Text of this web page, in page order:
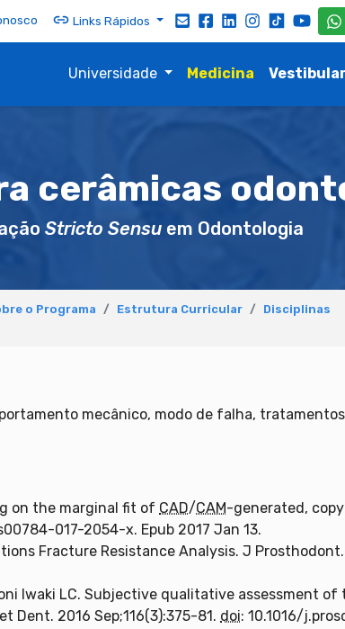
Links Rápidos
Universidade Medicina Vestibular
cerâmicas
Stricto Sensu em Odontologia
o Programa Estrutura Curricular
Disciplinas
mecânico, modo de falha,
on the marginal fit of CAD/CAM-generated,
017-2054-x. Epub 2017 Jan 13.
Fracture Resistance Analysis. J
Iwaki LC. Subjective qualitative assessment
2016 Sep;116(3):375-81. doi: 10.1016/